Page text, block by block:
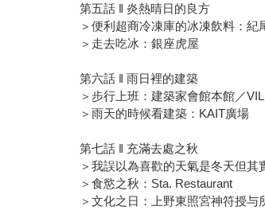
第五話 ‖ 炎熱晴日的良方
＞便利超商冷凍庫的冰凍飲料：紀
＞走去吃冰：銀座虎屋
第六話 ‖ 雨日裡的建築
＞步行上班：建築家會館本館／
＞雨天的時候看建築：KAIT廣場
第七話 ‖ 充滿去處之秋
＞我誤以為喜歡的天氣是冬天但
＞食慾之秋：Sta. Restaurant
＞文化之日：上野東照宮神符授与